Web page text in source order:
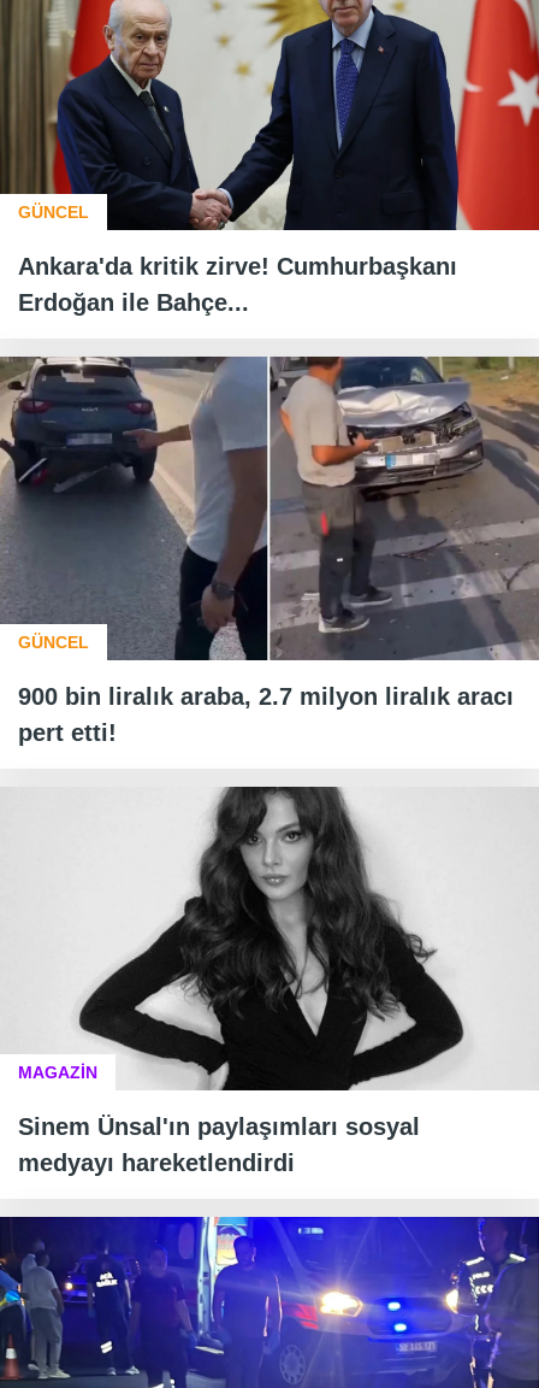
GÜNCEL
Ankara'da kritik zirve! Cumhurbaşkanı
Erdoğan ile Bahçe...
GÜNCEL
900 bin liralık araba, 2.7 milyon liralık aracı
pert etti!
MAGAZİN
Sinem Ünsal'ın paylaşımları sosyal
medyayı hareketlendirdi